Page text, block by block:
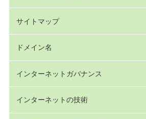
サイトマップ
ドメイン名
インターネットガバナンス
インターネットの技術